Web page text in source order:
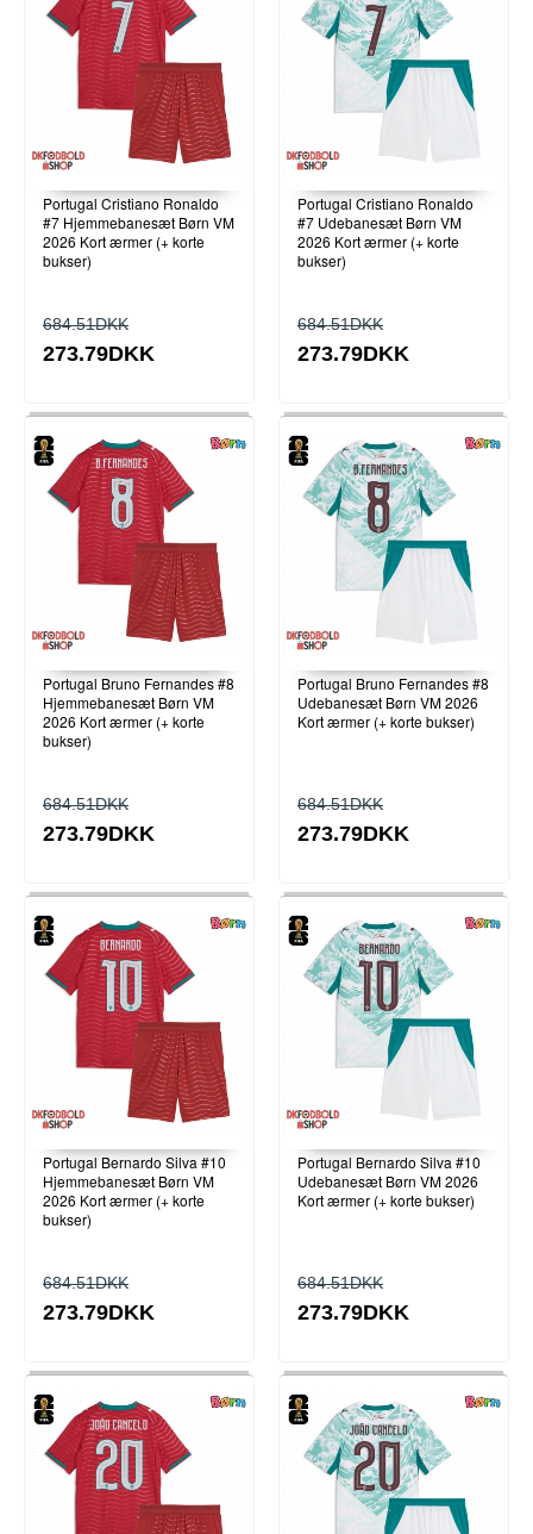
Portugal Cristiano Ronaldo
#7 Hjemmebanesæt Børn VM
2026 Kort ærmer (+ korte
bukser)
684.51DKK
273.79DKK
Portugal Cristiano Ronaldo
#7 Udebanesæt Børn VM
2026 Kort ærmer (+ korte
bukser)
684.51DKK
273.79DKK
Portugal Bruno Fernandes #8
Hjemmebanesæt Børn VM
2026 Kort ærmer (+ korte
bukser)
684.51DKK
273.79DKK
Portugal Bruno Fernandes #8
Udebanesæt Børn VM 2026
Kort ærmer (+ korte bukser)
684.51DKK
273.79DKK
Portugal Bernardo Silva #10
Hjemmebanesæt Børn VM
2026 Kort ærmer (+ korte
bukser)
684.51DKK
273.79DKK
Portugal Bernardo Silva #10
Udebanesæt Børn VM 2026
Kort ærmer (+ korte bukser)
684.51DKK
273.79DKK